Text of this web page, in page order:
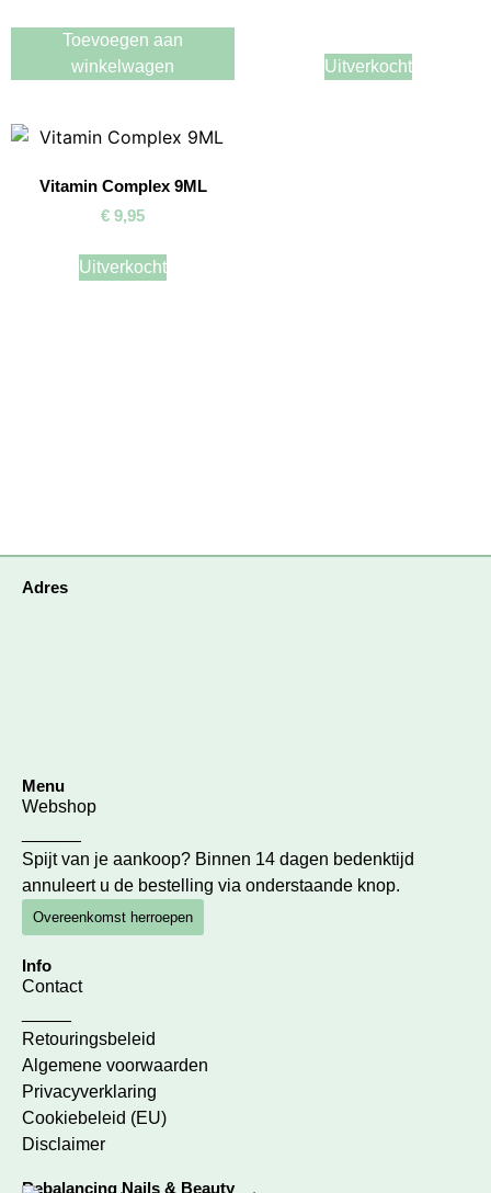
Toevoegen aan
winkelwagen
Uitverkocht
Vitamin Complex 9ML
€ 9,95
Uitverkocht
Adres
Menu
Webshop
Spijt van je aankoop? Binnen 14 dagen bedenktijd
annuleert u de bestelling via onderstaande knop.
Overeenkomst herroepen
Info
Contact
Retouringsbeleid
Algemene voorwaarden
Privacyverklaring
Cookiebeleid (EU)
Disclaimer
Rebalancing Nails & Beauty